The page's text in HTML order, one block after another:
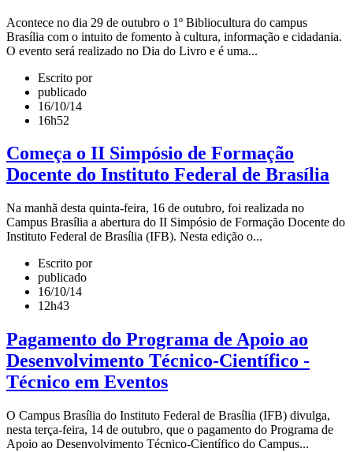
Acontece no dia 29 de outubro o 1º Bibliocultura do campus
Brasília com o intuito de fomento à cultura, informação e cidadania.
O evento será realizado no Dia do Livro e é uma...
Escrito por
publicado
16/10/14
16h52
Começa o II Simpósio de Formação
Docente do Instituto Federal de Brasília
Na manhã desta quinta-feira, 16 de outubro, foi realizada no
Campus Brasília a abertura do II Simpósio de Formação Docente do
Instituto Federal de Brasília (IFB). Nesta edição o...
Escrito por
publicado
16/10/14
12h43
Pagamento do Programa de Apoio ao
Desenvolvimento Técnico-Científico -
Técnico em Eventos
O Campus Brasília do Instituto Federal de Brasília (IFB) divulga,
nesta terça-feira, 14 de outubro, que o pagamento do Programa de
Apoio ao Desenvolvimento Técnico-Científico do Campus...